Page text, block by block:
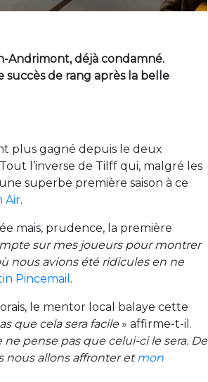
Andrimont, déjà condamné.
succès de rang après la belle
plus gagné depuis le deux
l’inverse de Tilff qui, malgré les
superbe première saison à ce
Air.
mais, prudence, la première
sur mes joueurs pour montrer
nous avions été ridicules en ne
Pincemail .
le mentor local balaye cette
que cela sera facile» affirme-t-il.
pense pas que celui-ci le sera. De
nous allons affronter et mon